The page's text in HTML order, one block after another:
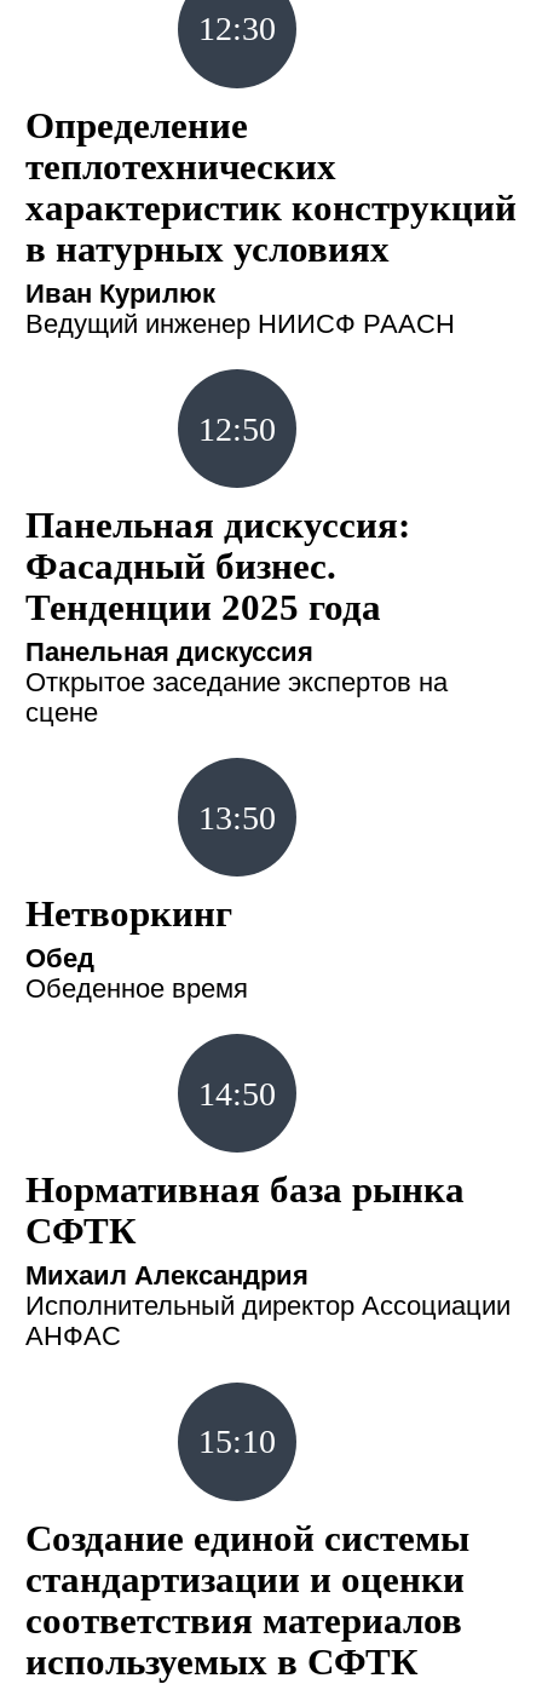
12:30
Определение
теплотехнических
характеристик конструкций
в натурных условиях
Иван Курилюк
Ведущий инженер НИИСФ РААСН
12:50
Панельная дискуссия:
Фасадный бизнес.
Тенденции 2025 года
Панельная дискуссия
Открытое заседание экспертов на
сцене
13:50
Нетворкинг
Обед
Обеденное время
14:50
Нормативная база рынка
СФТК
Михаил Александрия
Исполнительный директор Ассоциации
АНФАС
15:10
Создание единой системы
стандартизации и оценки
соответствия материалов
используемых в СФТК